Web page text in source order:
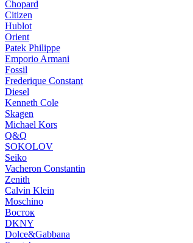
Chopard
Citizen
Hublot
Orient
Patek Philippe
Emporio Armani
Fossil
Frederique Constant
Diesel
Kenneth Cole
Skagen
Michael Kors
Q&Q
SOKOLOV
Seiko
Vacheron Constantin
Zenith
Calvin Klein
Moschino
Восток
DKNY
Dolce&Gabbana